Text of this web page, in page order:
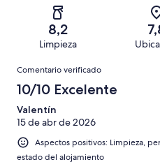
puntuación
puntuación
puntuación
Normal
una
puntuación
Mediocre
285
una
puntuación
de
8,2
Limpieza
Comentarios
Comentario verificado
10/10 Excelente
Valentín
15 de abr de 2026
Aspectos positivos: Limpieza,
estado del alojamiento